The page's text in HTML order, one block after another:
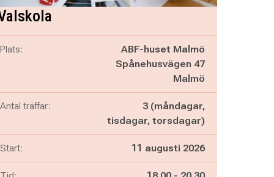
Plats:
ABF-huset Malmö
Spånehusvägen 47
Malmö
Antal träffar:
3 (måndagar,
tisdagar, torsdagar)
Start: 11 augusti 2026